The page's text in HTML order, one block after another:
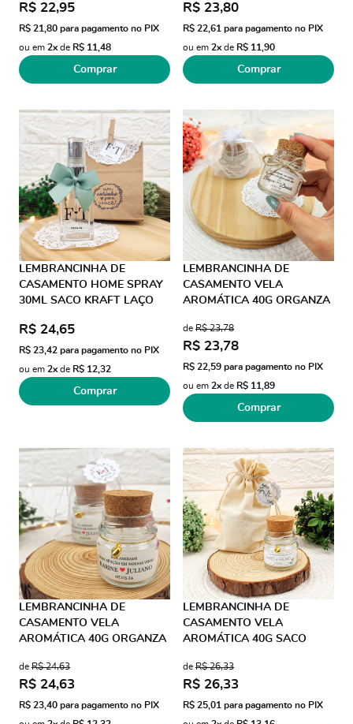
R$ 22,95
R$ 21,80 para pagamento no PIX
ou em 2x de R$ 11,48
Comprar
R$ 23,80
R$ 22,61 para pagamento no PIX
ou em 2x de R$ 11,90
Comprar
LEMBRANCINHA DE
CASAMENTO HOME SPRAY
30ML SACO KRAFT LAÇO
R$ 24,65
R$ 23,42 para pagamento no PIX
ou em 2x de R$ 12,32
Comprar
LEMBRANCINHA DE
CASAMENTO VELA
AROMÁTICA 40G ORGANZA
de R$ 23,78
R$ 23,78
R$ 22,59 para pagamento no PIX
ou em 2x de R$ 11,89
Comprar
LEMBRANCINHA DE
CASAMENTO VELA
AROMÁTICA 40G ORGANZA
TRANS E TAG
de R$ 24,63
R$ 24,63
R$ 23,40 para pagamento no PIX
LEMBRANCINHA DE
CASAMENTO VELA
AROMÁTICA 40G SACO
CORAÇÃO
de R$ 26,33
R$ 26,33
R$ 25,01 para pagamento no PIX